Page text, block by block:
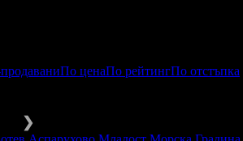
По ценаПо рейтингПо отстъпка
❯